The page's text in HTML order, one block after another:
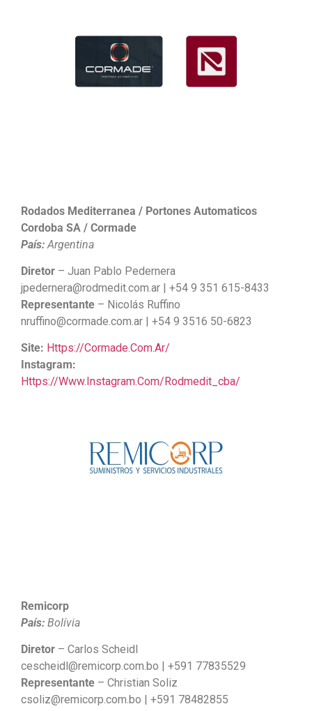
Rodados Mediterranea / Portones Automaticos
Cordoba SA / Cormade
País: Argentina
Diretor – Juan Pablo Pedernera
jpedernera@rodmedit.com.ar | +54 9 351 615-8433
Representante – Nicolás Ruffino
nruffino@cormade.com.ar | +54 9 3516 50-6823
Site: Https://cormade.com.ar/
Instagram:
Https://www.instagram.com/rodmedit_cba/
Remicorp
País: Bolívia
Diretor – Carlos Scheidl
cescheidl@remicorp.com.bo | +591 77835529
Representante – Christian Soliz
csoliz@remicorp.com.bo | +591 78482855